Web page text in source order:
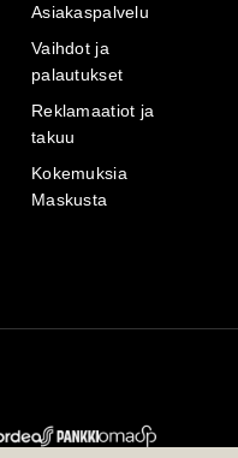
Asiakaspalvelu
Vaihdot ja
palautukset
Reklamaatiot ja
takuu
Kokemuksia
Maskusta